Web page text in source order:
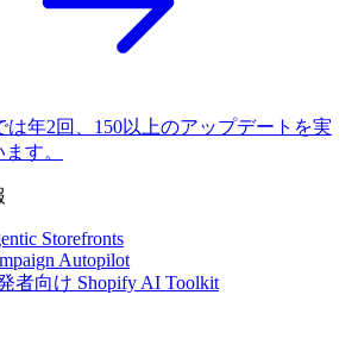
は年2回、150以上のアップデートを実
す。
Storefronts
Autopilot
者向け Shopify AI Toolkit